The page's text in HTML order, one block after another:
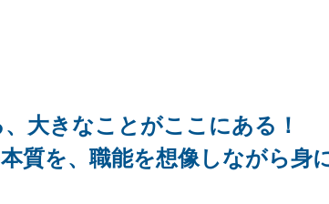
大きなことがここにある！
質を、職能を想像しながら身